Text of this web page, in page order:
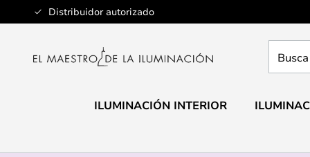
Distribuidor autorizado
Ir
al
aquí
ILUMINACIÓN INTERIOR